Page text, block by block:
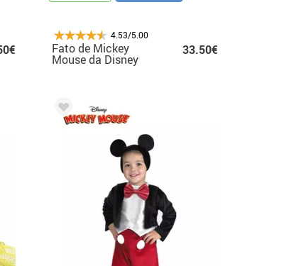
4.53/5.00
Fato de Mickey
Mouse da Disney
33.50€